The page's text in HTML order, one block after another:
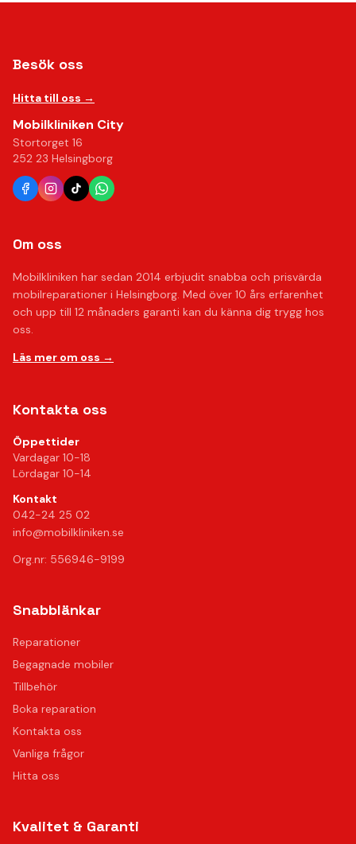
Besök oss
Hitta till oss →
Mobilkliniken City
Stortorget 16
252 23 Helsingborg
Om oss
Mobilkliniken har sedan 2014 erbjudit snabba och prisvärda
mobilreparationer i Helsingborg. Med över 10 års erfarenhet
och upp till 12 månaders garanti kan du känna dig trygg hos
oss.
Läs mer om oss →
Kontakta oss
Öppettider
Vardagar 10-18
Lördagar 10-14
Kontakt
042-24 25 02
info@mobilkliniken.se
Org.nr: 556946-9199
Snabblänkar
Reparationer
Begagnade mobiler
Tillbehör
Boka reparation
Kontakta oss
Vanliga frågor
Hitta oss
Kvalitet & Garanti